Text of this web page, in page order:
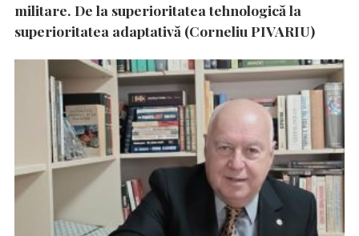
militare. De la superioritatea tehnologică la
superioritatea adaptativă (Corneliu PIVARIU)